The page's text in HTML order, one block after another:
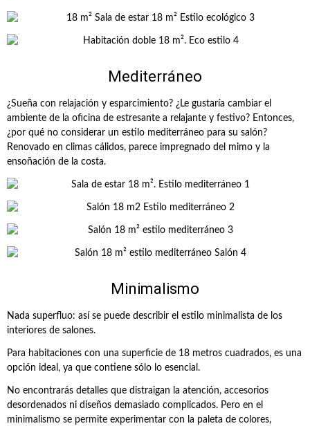
Mediterráneo
¿Sueña con relajación y esparcimiento? ¿Le gustaría cambiar el
ambiente de la oficina de estresante a relajante y festivo? Entonces,
¿por qué no considerar un estilo mediterráneo para su salón?
Renovado en climas cálidos, parece impregnado del mimo y la
ensoñación de la costa.
Minimalismo
Nada superfluo: así se puede describir el estilo minimalista de los
interiores de salones.
Para habitaciones con una superficie de 18 metros cuadrados, es una
opción ideal, ya que contiene sólo lo esencial.
No encontrarás detalles que distraigan la atención, accesorios
desordenados ni diseños demasiado complicados. Pero en el
minimalismo se permite experimentar con la paleta de colores,